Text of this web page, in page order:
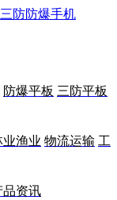
防爆平板 三防平板
业渔业 物流运输 工
品资讯